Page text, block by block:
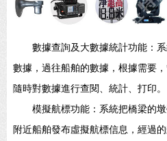
數據查詢及大數據統計功能：
數據，過往船舶的數據，根據需要
隨時對數據進行查閱、統計、打印。
模擬航標功能：系統把橋梁的
附近船舶發布虛擬航標信息，經過